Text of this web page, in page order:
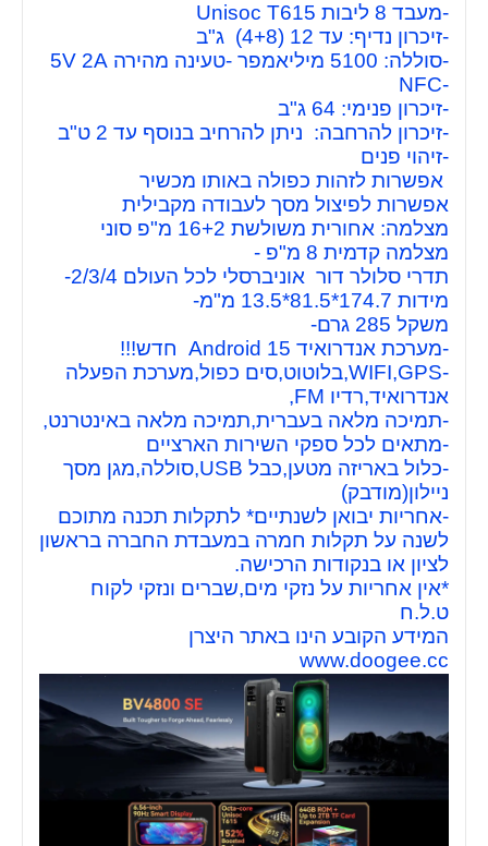
-מעבד 8 ליבות Unisoc T615
-זיכרון נדיף: עד 12 (4+8) ג"ב
-סוללה: 5100 מיליאמפר -טעינה מהירה 5V 2A
-NFC
-זיכרון פנימי: 64 ג"ב
-זיכרון להרחבה: ניתן להרחיב בנוסף עד 2 ט"ב
-זיהוי פנים
אפשרות לזהות כפולה באותו מכשיר
אפשרות לפיצול מסך לעבודה מקבילית
מצלמה: אחורית משולשת 16+2 מ"פ סוני
מצלמה קדמית 8 מ"פ -
תדרי סלולר דור אוניברסלי לכל העולם 2/3/4-
מידות 174.7*81.5*13.5 מ"מ-
משקל 285 גרם-
-מערכת אנדרואיד Android 15 חדש!!!
-WIFI,GPS,בלוטוט,סים כפול,מערכת הפעלה
אנדרואיד,רדיו FM,
-תמיכה מלאה בעברית,תמיכה מלאה באינטרנט,
-מתאים לכל ספקי השירות הארציים
-כלול באריזה מטען,כבל USB,סוללה,מגן מסך
ניילון(מודבק)
-אחריות יבואן לשנתיים* לתקלות תכנה מתוכם
לשנה על תקלות חמרה במעבדת החברה בראשון
לציון או בנקודות הרכישה.
*אין אחריות על נזקי מים,שברים ונזקי לקוח
ט.ל.ח
המידע הקובע הינו באתר היצרן
www.doogee.cc